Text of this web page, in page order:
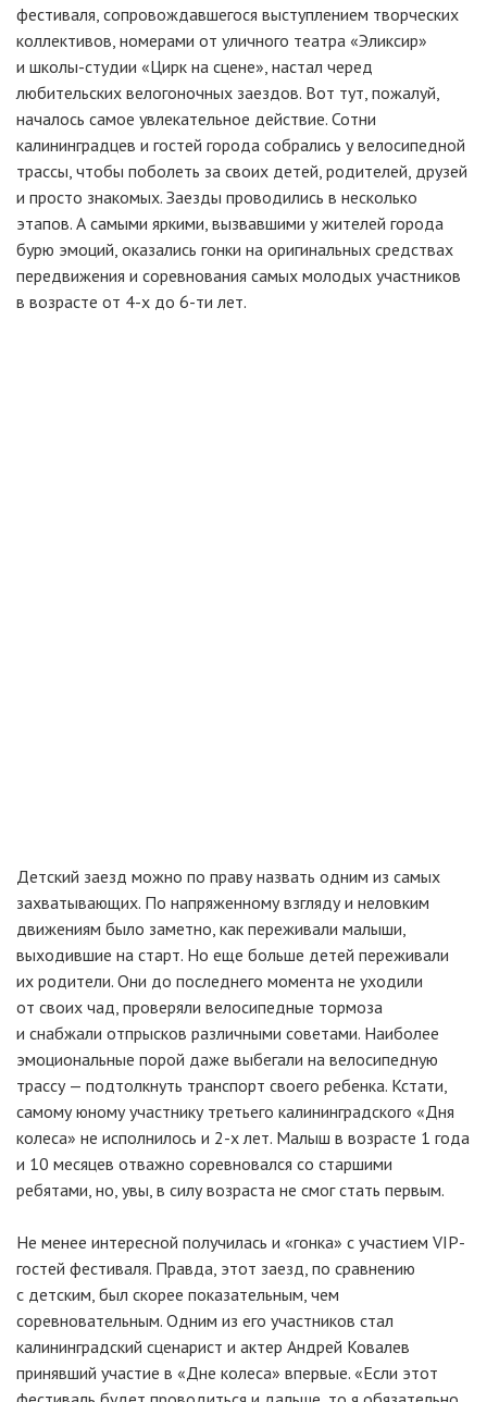
фестиваля, сопровождавшегося выступлением творческих
коллективов, номерами от уличного театра «Эликсир»
и школы-студии «Цирк на сцене», настал черед
любительских велогоночных заездов. Вот тут, пожалуй,
началось самое увлекательное действие. Сотни
калининградцев и гостей города собрались у велосипедной
трассы, чтобы поболеть за своих детей, родителей, друзей
и просто знакомых. Заезды проводились в несколько
этапов. А самыми яркими, вызвавшими у жителей города
бурю эмоций, оказались гонки на оригинальных средствах
передвижения и соревнования самых молодых участников
в возрасте от 4-х до 6-ти лет.
Детский заезд можно по праву назвать одним из самых
захватывающих. По напряженному взгляду и неловким
движениям было заметно, как переживали малыши,
выходившие на старт. Но еще больше детей переживали
их родители. Они до последнего момента не уходили
от своих чад, проверяли велосипедные тормоза
и снабжали отпрысков различными советами. Наиболее
эмоциональные порой даже выбегали на велосипедную
трассу — подтолкнуть транспорт своего ребенка. Кстати,
самому юному участнику третьего калининградского «Дня
колеса» не исполнилось и 2-х лет. Малыш в возрасте 1 года
и 10 месяцев отважно соревновался со старшими
ребятами, но, увы, в силу возраста не смог стать первым.
Не менее интересной получилась и «гонка» с участием VIP-
гостей фестиваля. Правда, этот заезд, по сравнению
с детским, был скорее показательным, чем
соревновательным. Одним из его участников стал
калининградский сценарист и актер Андрей Ковалев
принявший участие в «Дне колеса» впервые. «Если этот